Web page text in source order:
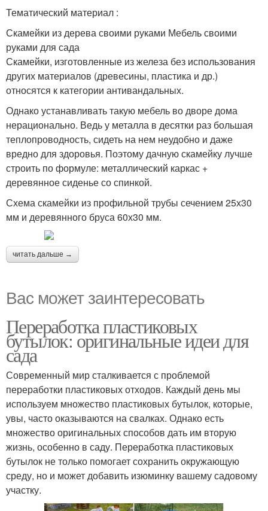
Тематический материал :
Скамейки из дерева своими руками Мебель своими
руками для сада
Скамейки, изготовленные из железа без использования
других материалов (древесины, пластика и др.)
относятся к категории антивандальных.
Однако устанавливать такую мебель во дворе дома
нерационально. Ведь у металла в десятки раз большая
теплопроводность, сидеть на нем неудобно и даже
вредно для здоровья. Поэтому дачную скамейку лучше
строить по формуле: металлический каркас +
деревянное сиденье со спинкой.
Схема скамейки из профильной трубы сечением 25х30
мм и деревянного бруса 60х30 мм.
читать дальше →
Вас может заинтересовать
Переработка пластиковых
бутылок: оригинальные идеи для
сада
Современный мир сталкивается с проблемой
переработки пластиковых отходов. Каждый день мы
используем множество пластиковых бутылок, которые,
увы, часто оказываются на свалках. Однако есть
множество оригинальных способов дать им вторую
жизнь, особенно в саду. Переработка пластиковых
бутылок не только помогает сохранить окружающую
среду, но и может добавить изюминку вашему садовому
участку.